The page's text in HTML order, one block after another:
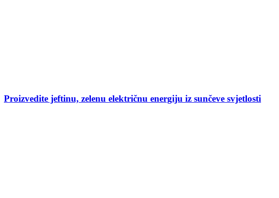
Proizvedite jeftinu, zelenu električnu energiju iz sunčeve svjetlosti